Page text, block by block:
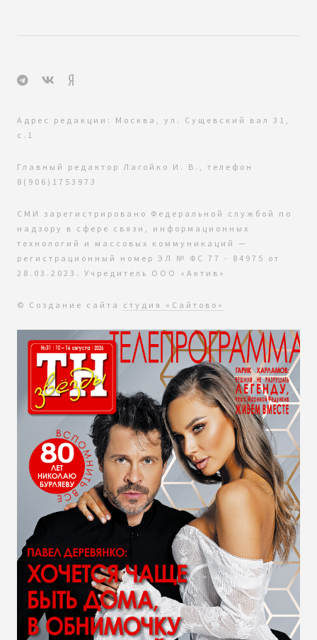
Адрес редакции: Москва, ул. Сущевский вал 31,
с.1
Главный редактор Лагойко И. В., телефон
8(906)1753973
СМИ зарегистрировано Федеральной службой по
надзору в сфере связи, информационных
технологий и массовых коммуникаций —
регистрационный номер ЭЛ № ФС 77 - 84975 от
28.03.2023. Учредитель ООО «Актив»
© Создание сайта студия «Сайтово»